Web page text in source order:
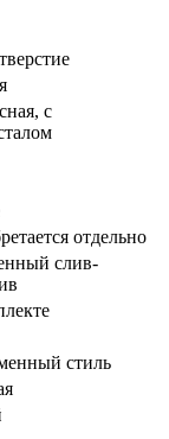
с
отдельно
слив-
стиль